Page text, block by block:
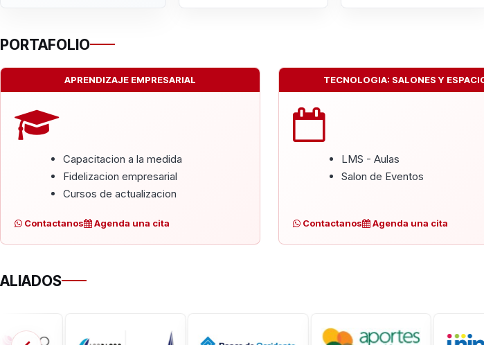
PORTAFOLIO
APRENDIZAJE EMPRESARIAL
Capacitacion a la medida
Fidelizacion empresarial
Cursos de actualizacion
Contactanos Agenda una cita
TECNOLOGIA: SALONES Y
LMS - Aulas
Salon de Eventos
Contactanos Agenda una cita
ALIADOS